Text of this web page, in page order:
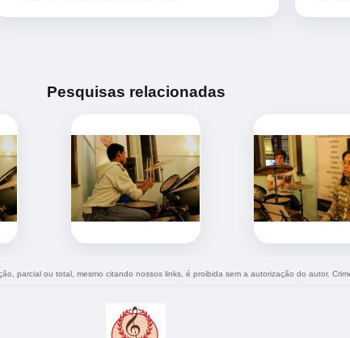
Pesquisas relacionadas
parcial ou total, mesmo citando nossos links, é proibida sem a autorização do autor.